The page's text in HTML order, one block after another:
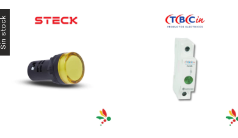
Sin stock